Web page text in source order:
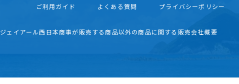
ご利用ガイド よくある質問 プライバシーポリシー
ジェイアール西日本商事が販売する商品以外の商品に関する販売会社概要